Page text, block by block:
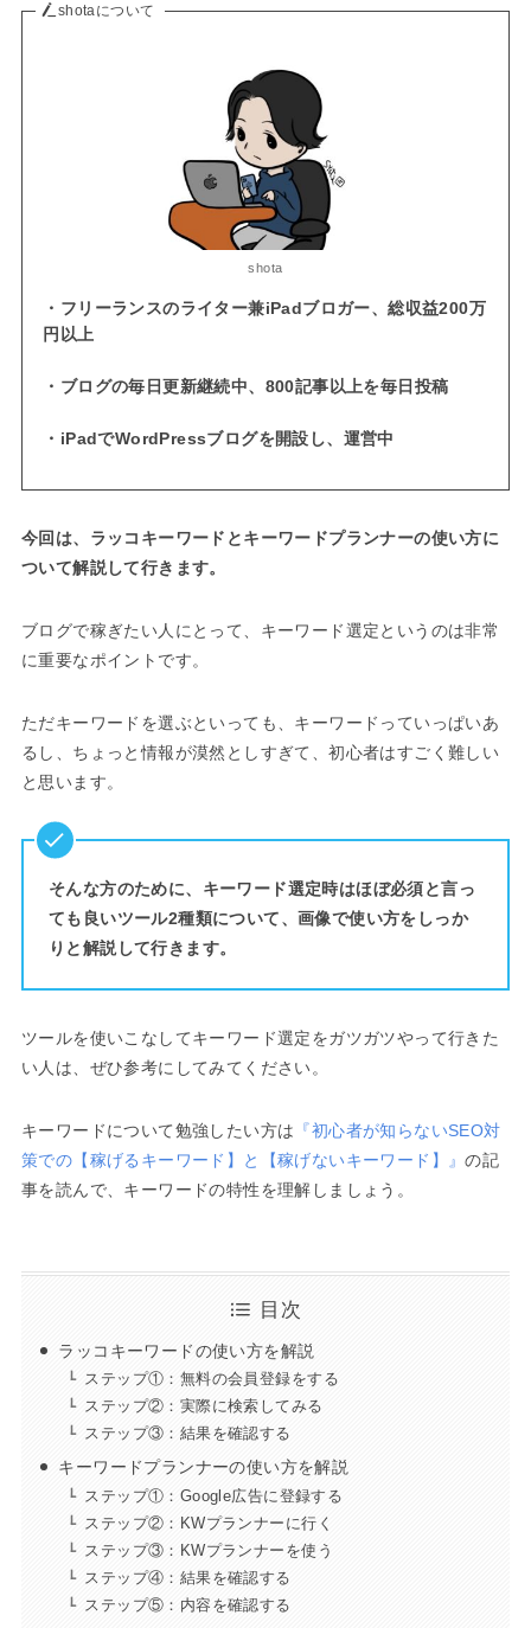
shotaについて
shota
・フリーランスのライター兼iPadブロガー、総収益200万
円以上
・ブログの毎日更新継続中、800記事以上を毎日投稿
・iPadでWordPressブログを開設し、運営中
今回は、ラッコキーワードとキーワードプランナーの使い方に
ついて解説して行きます。
ブログで稼ぎたい人にとって、キーワード選定というのは非常
に重要なポイントです。
ただキーワードを選ぶといっても、キーワードっていっぱいあ
るし、ちょっと情報が漠然としすぎて、初心者はすごく難しい
と思います。
そんな方のために、キーワード選定時はほぼ必須と言っ
ても良いツール2種類について、画像で使い方をしっか
りと解説して行きます。
ツールを使いこなしてキーワード選定をガツガツやって行きた
い人は、ぜひ参考にしてみてください。
キーワードについて勉強したい方は 『初心者が知らないSEO対
策での【稼げるキーワード】と【稼げないキーワード】』の記
事を読んで、キーワードの特性を理解しましょう。
目次
ラッコキーワードの使い方を解説
ステップ①：無料の会員登録をする
ステップ②：実際に検索してみる
ステップ③：結果を確認する
キーワードプランナーの使い方を解説
ステップ①：Google広告に登録する
ステップ②：KWプランナーに行く
ステップ③：KWプランナーを使う
ステップ④：結果を確認する
ステップ⑤：内容を確認する